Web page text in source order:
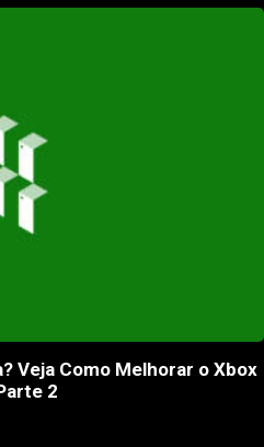
Veja Como Melhorar o Xbox
2